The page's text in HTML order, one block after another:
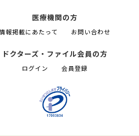
医療機関の方
報掲載にあたって お問い合わせ
ドクターズ・ファイル会員の方
ログイン 会員登録